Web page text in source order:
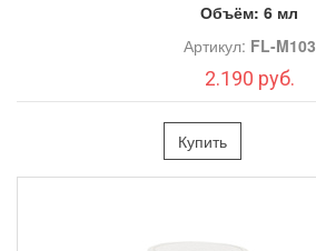
Объём: 6 мл
Артикул: FL-M103
2.190 руб.
Купить